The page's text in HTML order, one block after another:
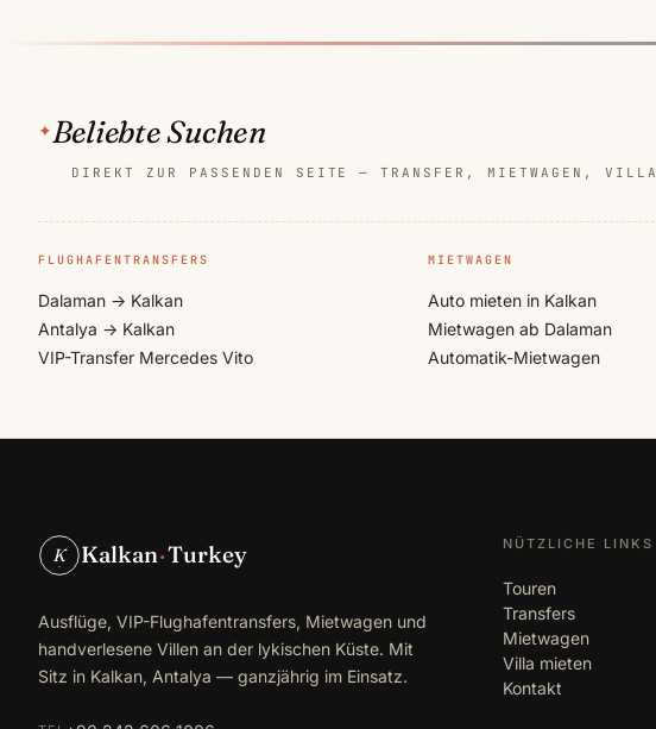
Beliebte Suchen
DIREKT ZUR PASSENDEN SEITE — TRANSFER, MIETWAGEN,
FLUGHAFENTRANSFERS
Dalaman → Kalkan
Antalya → Kalkan
VIP-Transfer Mercedes Vito
MIETWAGEN
Auto mieten in Kalkan
Mietwagen ab Dalaman
Automatik-Mietwagen
K Kalkan·Turkey
Ausflüge, VIP-Flughafentransfers, Mietwagen und
handverlesene Villen an der lykischen Küste. Mit
Sitz in Kalkan, Antalya — ganzjährig im Einsatz.
NÜTZLICHE LINKS
Touren
Transfers
Mietwagen
Villa mieten
Kontakt